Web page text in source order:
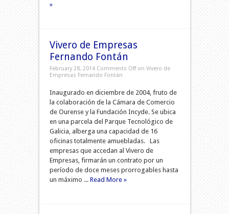
»
Vivero de Empresas
Fernando Fontán
February 28, 2014 Comments Offon Vivero de
Empresas Fernando Fontán
Inaugurado en diciembre de 2004, fruto de
la colaboración de la Cámara de Comercio
de Ourense y la Fundación Incyde. Se ubica
en una parcela del Parque Tecnológico de
Galicia, alberga una capacidad de 16
oficinas totalmente amuebladas. Las
empresas que accedan al Vivero de
Empresas, firmarán un contrato por un
período de doce meses prorrogables hasta
un máximo ... Read More »